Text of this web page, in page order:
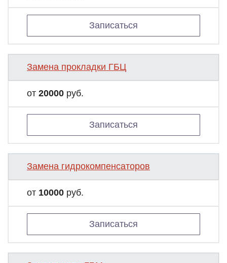
Записаться
Замена прокладки ГБЦ
от 20000 руб.
Записаться
Замена гидрокомпенсаторов
от 10000 руб.
Записаться